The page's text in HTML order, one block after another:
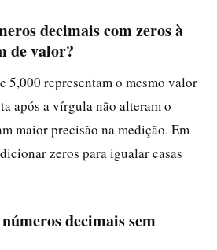
decimais com zeros à
de valor?
5,000 representam o mesmo valor
após a vírgula não alteram o
maior precisão na medição. Em
zeros para igualar casas
decimais sem